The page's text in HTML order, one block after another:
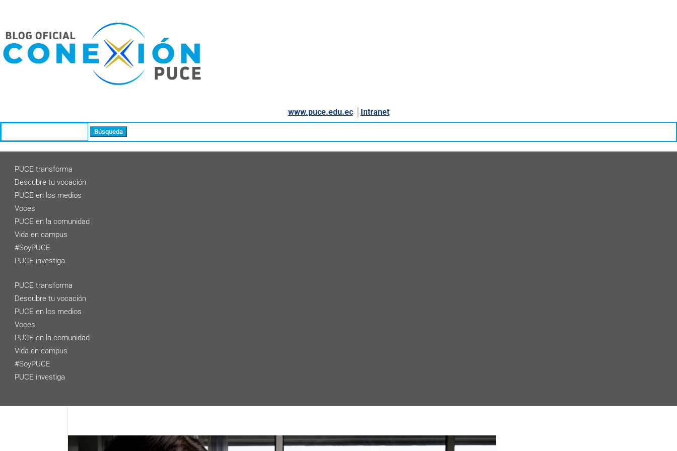
www.puce.edu.ec│ Intranet
PUCE transforma
Descubre tu vocación
PUCE en los medios
Voces
PUCE en la comunidad
Vida en campus
#SoyPUCE
PUCE investiga
PUCE transforma
Descubre tu vocación
PUCE en los medios
Voces
PUCE en la comunidad
Vida en campus
#SoyPUCE
PUCE investiga